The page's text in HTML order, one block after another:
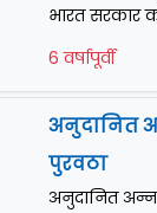
भारत सरकार
6 वर्षापूर्वी
अनुदानित
पुरवठा
अनुदानित